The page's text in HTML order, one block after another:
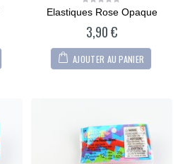
0
of
Elastiques Rose Opaque
3,90€
AJOUTER AU PANIER